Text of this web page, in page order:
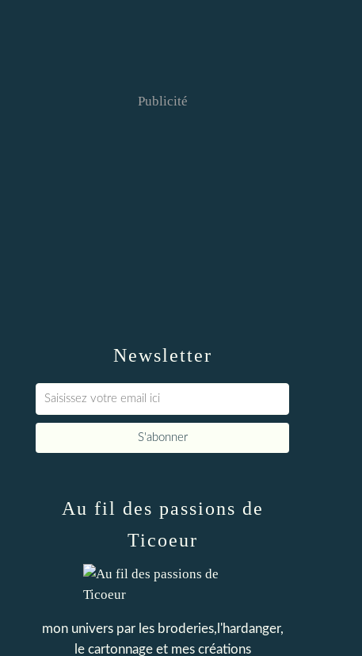
Newsletter
Publicité
Au fil des passions de
Ticoeur
mon univers par les broderies,l'hardanger,
le cartonnage et mes créations